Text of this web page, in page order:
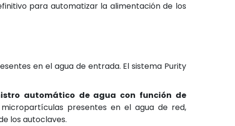
para automatizar la alimentación de los
en el agua de entrada. El sistema Purity
automático de agua con función de
presentes en el agua de red,
los autoclaves.